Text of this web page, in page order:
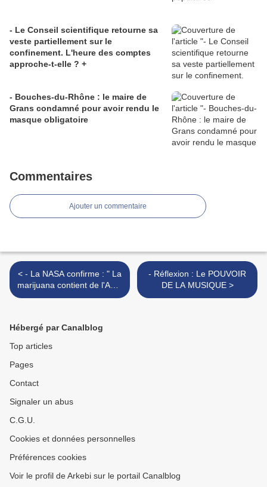
- Le Conseil scientifique retourne sa
veste partiellement sur le
confinement. L'heure des comptes
approche-t-elle ? +
- Bouches-du-Rhône : le maire de
Grans condamné pour avoir rendu le
masque obligatoire
Commentaires
Ajouter un commentaire
< - La NASA confirme : " La
marijuana contient de l'ADN
extra-terrestre et provient
- Réflexion : Le POUVOIR
DE LA MUSIQUE >
Hébergé par Canalblog
Top articles
Pages
Contact
Signaler un abus
C.G.U.
Cookies et données personnelles
Préférences cookies
Voir le profil de Arkebi sur le portail Canalblog